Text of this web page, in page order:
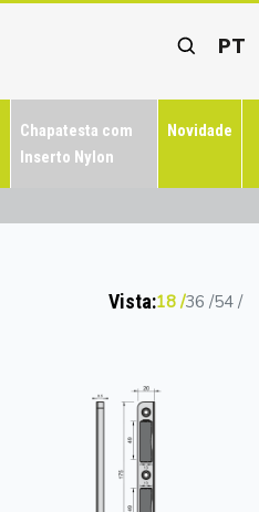
PT
Chapatesta com
Inserto Nylon
Novidade
Vista:18 36 54